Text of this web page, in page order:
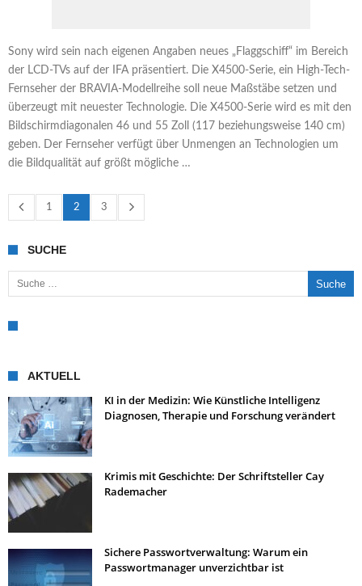
Sony wird sein nach eigenen Angaben neues „Flaggschiff“ im Bereich
der LCD-TVs auf der IFA präsentiert. Die X4500-Serie, ein High-Tech-
Fernseher der BRAVIA-Modellreihe soll neue Maßstäbe setzen und
überzeugt mit neuester Technologie. Die X4500-Serie wird es mit den
Bildschirmdiagonalen 46 und 55 Zoll (117 beziehungsweise 140 cm)
geben. Der Fernseher verfügt über Unmengen an Technologien um
die Bildqualität auf größt mögliche …
1 2 3
SUCHE
Suche nach:
AKTUELL
KI in der Medizin: Wie Künstliche Intelligenz
Diagnosen, Therapie und Forschung verändert
Krimis mit Geschichte: Der Schriftsteller Cay
Rademacher
Sichere Passwortverwaltung: Warum ein
Passwortmanager unverzichtbar ist